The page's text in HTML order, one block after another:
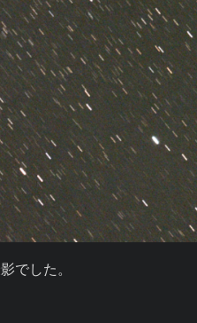
でした。